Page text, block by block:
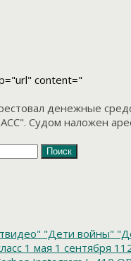
content="
денежные
Судом наложен
"Дети войны"
1 мая 1 сентября